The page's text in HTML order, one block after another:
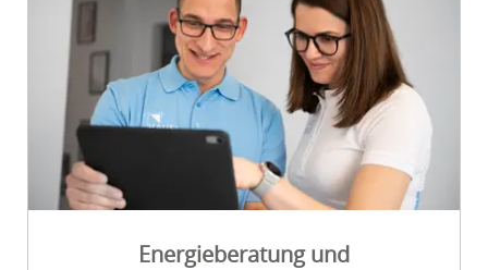
Energieberatung und